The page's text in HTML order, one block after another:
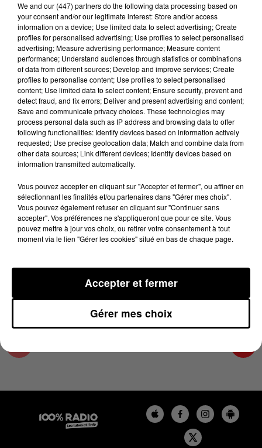
Lecture (1 min 15 sec)
100%
100% Radio l'agenda des Hautes-Pyrénées
8 mai 2025 - 1 min 15 sec
L'AGENDA DES HAUTES-PYRÉNÉES DU
08/05/2025 À 10H37
L'agenda des Hautes-Pyrénées
We and our (447) partnersdo the following data processing based on
your consent and/or our legitimate interest: Store and/or access
information on a device; Use limited data to select advertising; Create
profiles for personalised advertising; Use profiles to select personalised
advertising; Measure advertising performance; Measure content
performance; Understand audiences through statistics or combinations
of data from different sources; Develop and improve services; Create
profiles to personalise content; Use profiles to select personalised
content; Use limited data to select content; Ensure security, prevent and
detect fraud, and fix errors; Deliver and present advertising and content;
Save and communicate privacy choices. These technologies may
process personal data such as IP address and browsing data to offer
following functionalities: Identify devices based on information actively
requested; Use precise geolocation data; Match and combine data from
other data sources; Link different devices; Identify devices based on
information transmitted automatically.
Vous pouvez accepter en cliquant sur "Accepter et fermer", ou affiner en
sélectionnant les finalités et/ou partenaires dans "Gérer mes choix".
Vous pouvez également refuser en cliquant sur "Continuer sans
accepter". Vos préférences ne s'appliqueront que pour ce site. Vous
pouvez mettre à jour vos choix, ou retirer votre consentement à tout
moment via le lien "Gérer les cookies" situé en bas de chaque page.
Gérer mes choix
Accepter et fermer